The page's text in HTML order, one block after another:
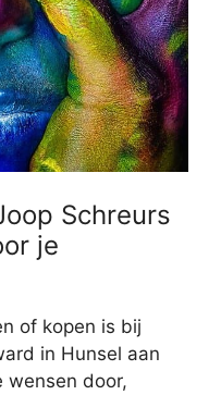
Schreurs
je
of kopen is bij
in Hunsel aan
wensen door,